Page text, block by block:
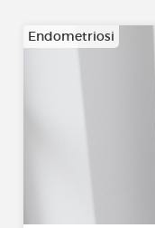
Endometriosi